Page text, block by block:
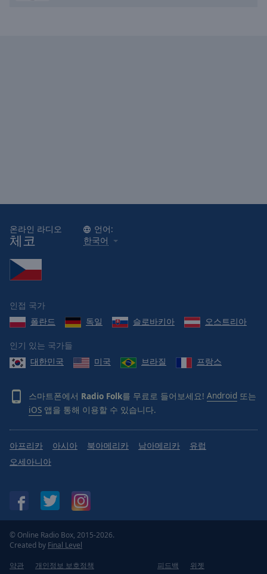
온라인 라디오
체코
언어:
한국어
인접 국가
폴란드
독일 슬로바키아 오스트리아
인기 있는 국가들
대한민국
미국 브라질 프랑스
스마트폰에서 Radio Folk를 무료로 들어보세요! Android 또는
iOS 앱을 통해 이용할 수 있습니다.
아프리카 아시아 북아메리카 남아메리카
유럽
오세아니아
© Online Radio Box, 2015-2026.
Created by Final Level
약관
개인정보 보호정책 피드백 위젯